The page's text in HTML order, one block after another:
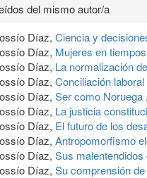
del mismo autor/a
Díaz, Ciencia y
Díaz, Mujeres en
Díaz, La normalización
Díaz, Conciliación laboral
Díaz, Ser como Noruega ,
Díaz, La justicia
Díaz, El futuro de los
Díaz, Antropomorfismo
Díaz, Sus
Díaz, Su comprensión